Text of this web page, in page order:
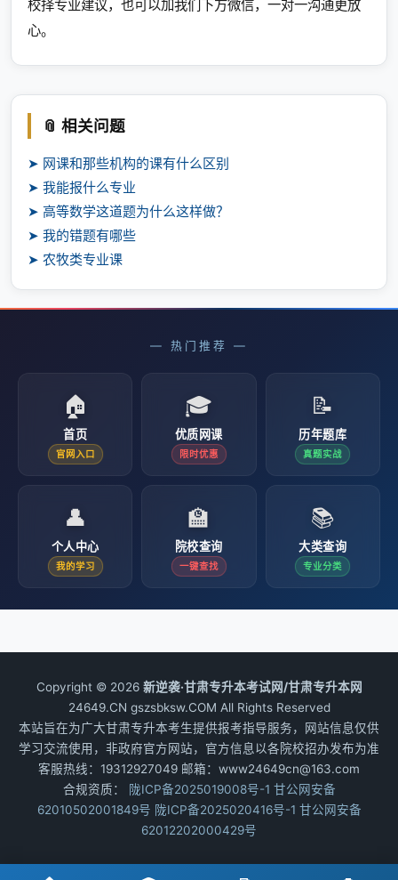
校择专业建议，也可以加我们下方微信，一对一沟通更放
心。
📎 相关问题
➤ 网课和那些机构的课有什么区别
➤ 我能报什么专业
➤ 高等数学这道题为什么这样做？
➤ 我的错题有哪些
➤ 农牧类专业课
— 热门推荐 —
🏠
首页
官网入口
🎓
优质网课
限时优惠
📝
历年题库
真题实战
👤
个人中心
我的学习
🏫
院校查询
一键查找
📚
大类查询
专业分类
Copyright © 2026 新逆袭·甘肃专升本考试网/甘肃专升本网
24649.CN gszsbksw.COM All Rights Reserved
本站旨在为广大甘肃专升本考生提供报考指导服务，网站信息仅供
学习交流使用，非政府官方网站，官方信息以各院校招办发布为准
客服热线：19312927049 邮箱：www24649cn@163.com
合规资质：
陇ICP备2025019008号-1 甘公网安备
62010502001849号 陇ICP备2025020416号-1 甘公网安备
62012202000429号